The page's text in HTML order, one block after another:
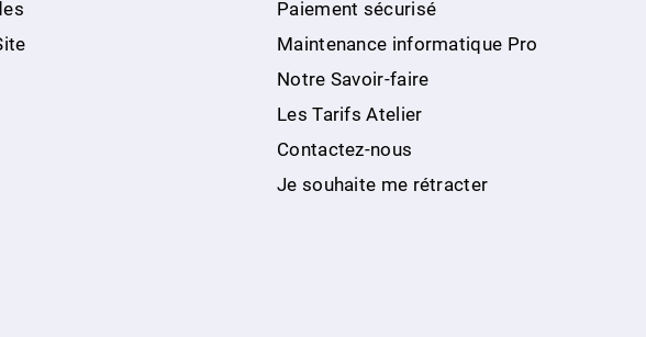
Paiement sécurisé
Maintenance informatique Pro
Notre Savoir-faire
Les Tarifs Atelier
Contactez-nous
Je souhaite me rétracter